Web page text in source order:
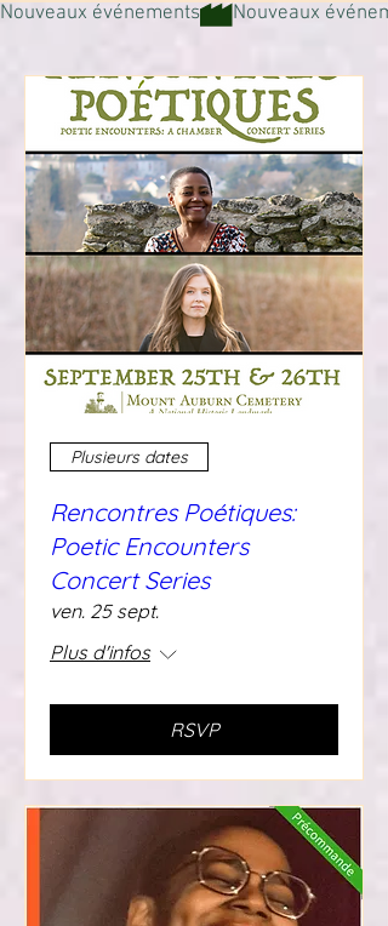
Nouveaux événements
Plusieurs dates
Rencontres Poétiques:
Poetic Encounters
Concert Series
ven. 25 sept.
Plus d'infos
RSVP